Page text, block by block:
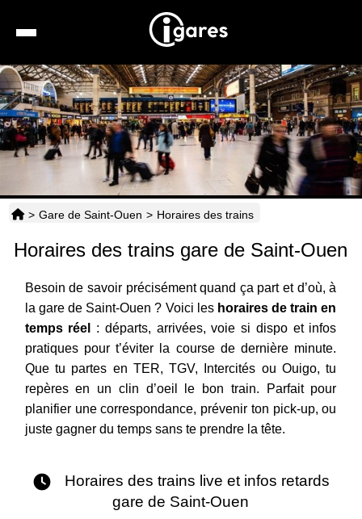
Recherche
Location de voiture
Hôtels
Horaires
> Gare de Saint-Ouen > Horaires des trains
Horaires des trains gare de Saint-Ouen
Besoin de savoir précisément quand ça part et d’où, à
la gare de Saint-Ouen ? Voici les horaires de train en
temps réel
: départs, arrivées, voie si dispo et infos
pratiques pour t’éviter la course de dernière minute.
Que tu partes en TER, TGV, Intercités ou Ouigo, tu
repères en un clin d’oeil le bon train. Parfait pour
planifier une correspondance, prévenir ton pick-up, ou
juste gagner du temps sans te prendre la tête.
Horaires des trains live et infos retards
gare de Saint-Ouen